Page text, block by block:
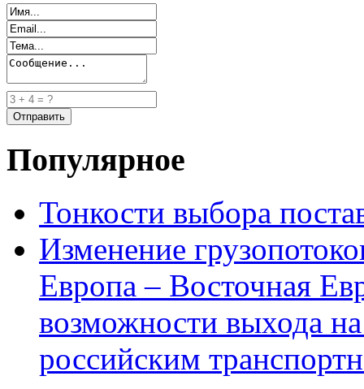
Популярное
Тонкости выбора
Изменение
Европа – Восточная
возможности выхода
российским